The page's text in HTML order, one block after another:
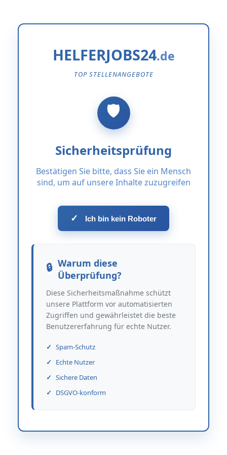
HELFERJOBS24
TOP STELLENANGEBOTE
Sicherheitsprüfung
Bestätigen Sie bitte, dass Sie ein Mensch
sind, um auf unsere Inhalte zuzugreifen
✓ Ich bin kein Roboter
Warum diese
Überprüfung?
Diese Sicherheitsmaßnahme schützt
unsere Plattform vor automatisierten
Zugriffen und gewährleistet die beste
Benutzererfahrung für echte Nutzer.
Spam-Schutz
Echte Nutzer
Sichere Daten
DSGVO-konform